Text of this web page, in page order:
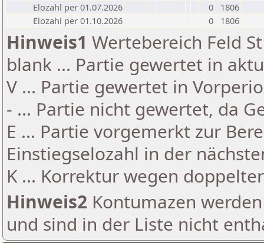
Elozahl per 01.07.2026
0
1806
Elozahl per 01.10.2026
0 1806
Hinweis1 Wertebereich Feld
blank ... Partie gewertet in
V ... Partie gewertet in
- ... Partie nicht gewertet, da
E ... Partie vorgemerkt zur
Einstiegselozahl in der
K ... Korrektur wegen
Hinweis2 Kontumazen
und sind in der Liste nicht